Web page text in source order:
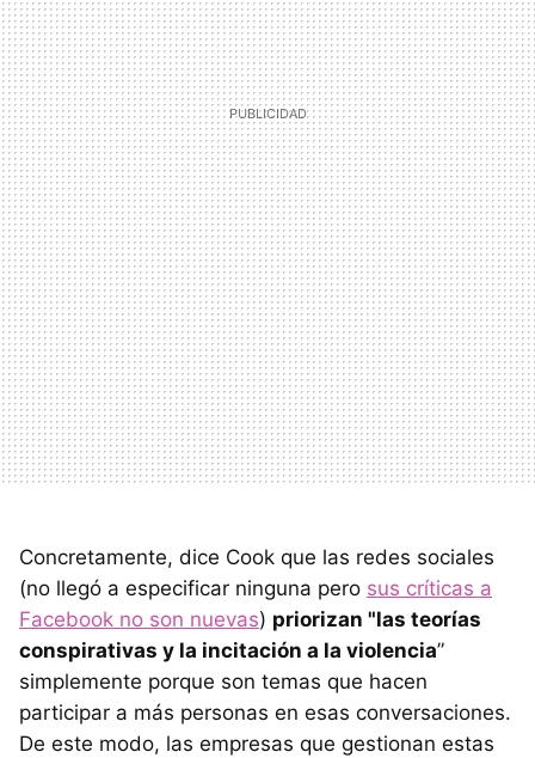
Concretamente, dice Cook que las redes sociales
(no llegó a especificar ninguna pero sus críticas a
Facebook no son nuevas) priorizan "las teorías
conspirativas y la incitación a la violencia”
simplemente porque son temas que hacen
participar a más personas en esas conversaciones.
De este modo, las empresas que gestionan estas